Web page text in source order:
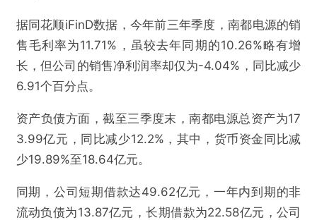
欺诈 色情 诱导行为
不实信息 违法犯罪 其他
提交
据同花顺iFinD数据，今年前三年季度，南都电源的销
售毛利率为11.71%，虽较去年同期的10.26%略有增
长，但公司的销售净利润率却仅为-4.04%，同比减少
6.91个百分点。
资产负债方面，截至三季度末，南都电源总资产为17
3.99亿元，同比减少12.2%，其中，货币资金同比减
少19.89%至18.64亿元。
同期，公司短期借款达49.62亿元，一年内到期的非
流动负债为13.87亿元，长期借款为22.58亿元，公司